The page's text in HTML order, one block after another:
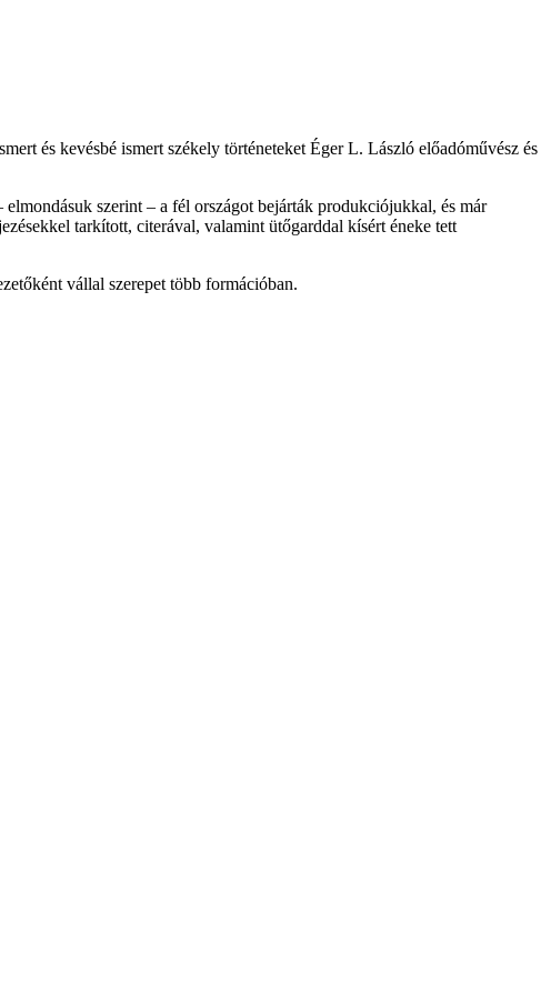
és kevésbé ismert székely történeteket Éger L. László előadóművész és
szerint – a fél országot bejárták produkciójukkal, és már
tarkított, citerával, valamint ütőgarddal kísért éneke tett
vállal szerepet több formációban.